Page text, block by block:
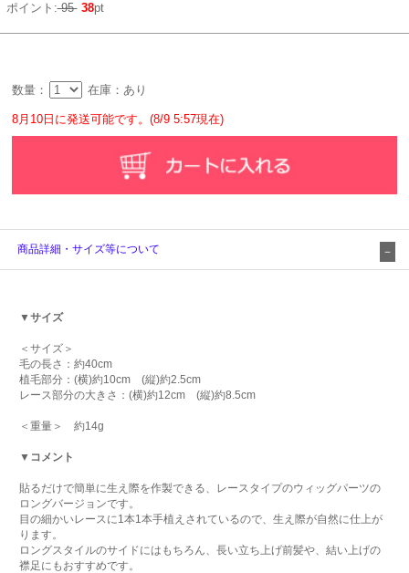
ポイント:95 38pt
数量： 在庫：あり
8月10日に発送可能です。(8/9 5:57現在)
商品詳細・サイズ等について
▼サイズ
＜サイズ＞
毛の長さ：約40cm
植毛部分：(横)約10cm (縦)約2.5cm
レース部分の大きさ：(横)約12cm (縦)約8.5cm
＜重量＞ 約14g
▼コメント
貼るだけで簡単に生え際を作製できる、レースタイプのウィッグパーツの
ロングバージョンです。
目の細かいレースに1本1本手植えされているので、生え際が自然に仕上が
ります。
ロングスタイルのサイドにはもちろん、長い立ち上げ前髪や、結い上げの
襟足にもおすすめです。